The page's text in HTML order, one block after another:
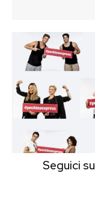
Seguici su